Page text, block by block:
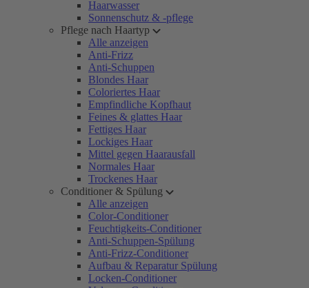
Haarwasser
Sonnenschutz & -pflege
Pflege nach Haartyp
Alle anzeigen
Anti-Frizz
Anti-Schuppen
Blondes Haar
Coloriertes Haar
Empfindliche Kopfhaut
Feines & glattes Haar
Fettiges Haar
Lockiges Haar
Mittel gegen Haarausfall
Normales Haar
Trockenes Haar
Conditioner & Spülung
Alle anzeigen
Color-Conditioner
Feuchtigkeits-Conditioner
Anti-Schuppen-Spülung
Anti-Frizz-Conditioner
Aufbau & Reparatur Spülung
Locken-Conditioner